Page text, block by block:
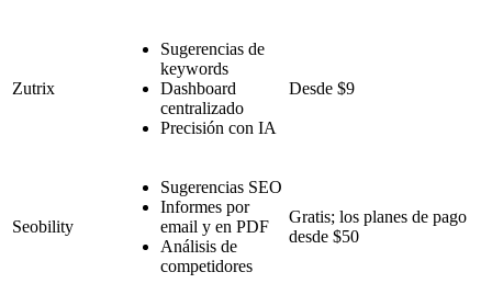
Zutrix
Sugerencias de
keywords
Dashboard
centralizado
Precisión con IA
Desde $9
Seobility
Sugerencias SEO
Informes por
email y en PDF
Análisis de
competidores
Gratis; los planes de pago
desde $50